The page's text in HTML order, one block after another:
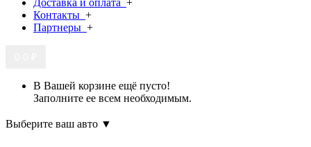
Доставка и оплата +
Контакты +
Партнеры +
В Вашей корзине ещё пусто!
Заполните ее всем необходимым.
Выберите ваш авто ▼